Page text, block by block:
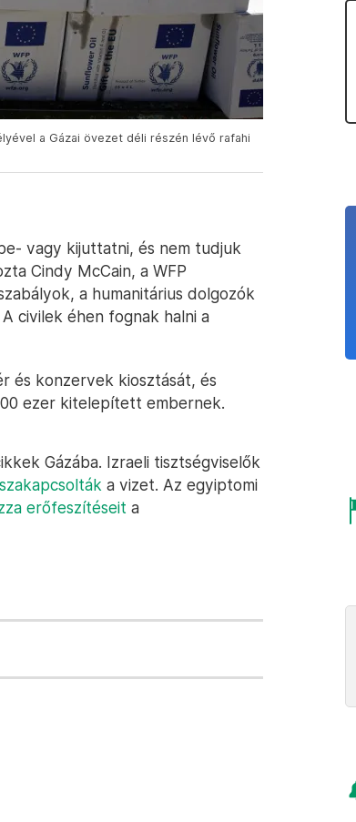
a Gázai övezet déli részén lévő rafahi
vagy kijuttatni, és nem tudjuk
Cindy McCain, a WFP
a humanitárius dolgozók
civilek éhen fognak halni a
és konzervek kiosztását, és
ezer kitelepített embernek.
Gázába. Izraeli tisztségviselők
a vizet. Az egyiptomi
erőfeszítéseit a